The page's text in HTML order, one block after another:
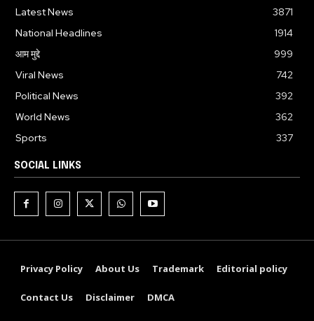
Latest News
3871
National Headlines
1914
आम मुद्दे
999
Viral News
742
Political News
392
World News
362
Sports
337
SOCIAL LINKS
Privacy Policy About Us Trademark Editorial policy
Contact Us Disclaimer DMCA